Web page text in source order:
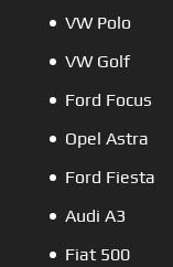
VW Polo
VW Golf
Ford Focus
Opel Astra
Ford Fiesta
Audi A3
Fiat 500